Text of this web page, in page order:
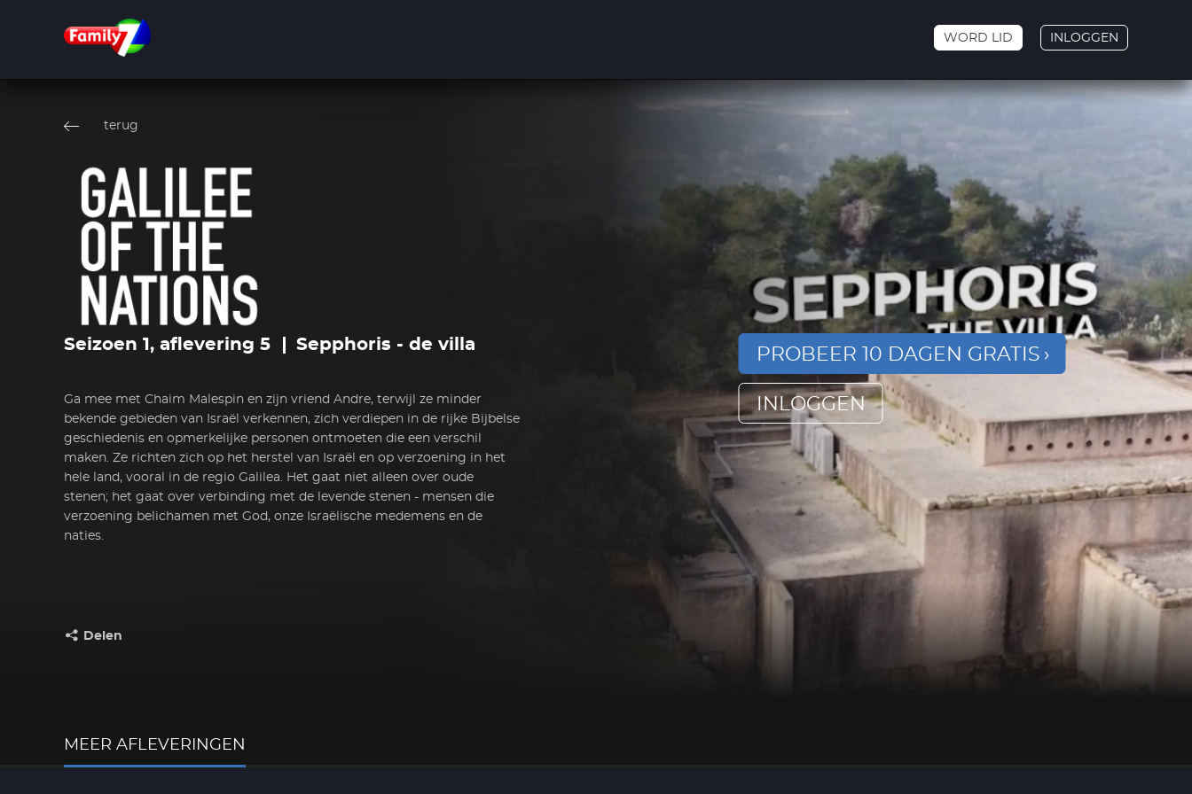
WORD LID INLOGGEN
terug
Seizoen 1, aflevering 5 Sepphoris - de villa
Ga mee met Chaim Malespin en zijn vriend Andre, terwijl ze minder
bekende gebieden van Israël verkennen, zich verdiepen in de rijke Bijbelse
geschiedenis en opmerkelijke personen ontmoeten die een verschil
maken. Ze richten zich op het herstel van Israël en op verzoening in het
hele land, vooral in de regio Galilea. Het gaat niet alleen over oude
stenen; het gaat over verbinding met de levende stenen - mensen die
verzoening belichamen met God, onze Israëlische medemens en de
naties.
PROBEER 10 DAGEN GRATIS
INLOGGEN
Delen
MEER AFLEVERINGEN